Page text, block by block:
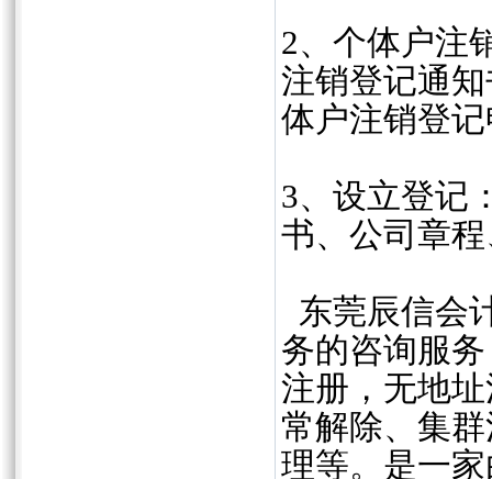
2、个体户注
注销登记通
体户注销登
3、设立登记
书、公司章
东莞辰信会
务的咨询服
注册，无地
常解除、集
理等。是一